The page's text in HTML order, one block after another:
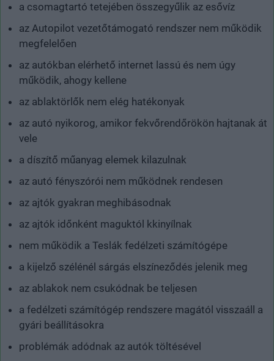
a csomagtartó tetejében összegyűlik az esővíz
az Autopilot vezetőtámogató rendszer nem működik
megfelelően
az autókban elérhető internet lassú és nem úgy
működik, ahogy kellene
az ablaktörlők nem elég hatékonyak
az autó nyikorog, amikor fekvőrendőrökön hajtanak át
vele
a díszítő műanyag elemek kilazulnak
az autó fényszórói nem működnek rendesen
az ajtók gyakran meghibásodnak
az ajtók időnként maguktól kkinyílnak
nem működik a Teslák fedélzeti számítógépe
a kijelző szélénél sárgás elszíneződés jelenik meg
az ablakok nem csukódnak be teljesen
a fedélzeti számítógép rendszere magától visszaáll a
gyári beállításokra
problémák adódnak az autók töltésével